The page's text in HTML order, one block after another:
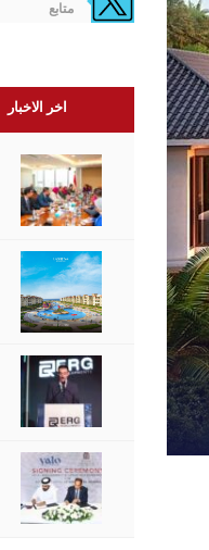
متابع
اخر الاخبار